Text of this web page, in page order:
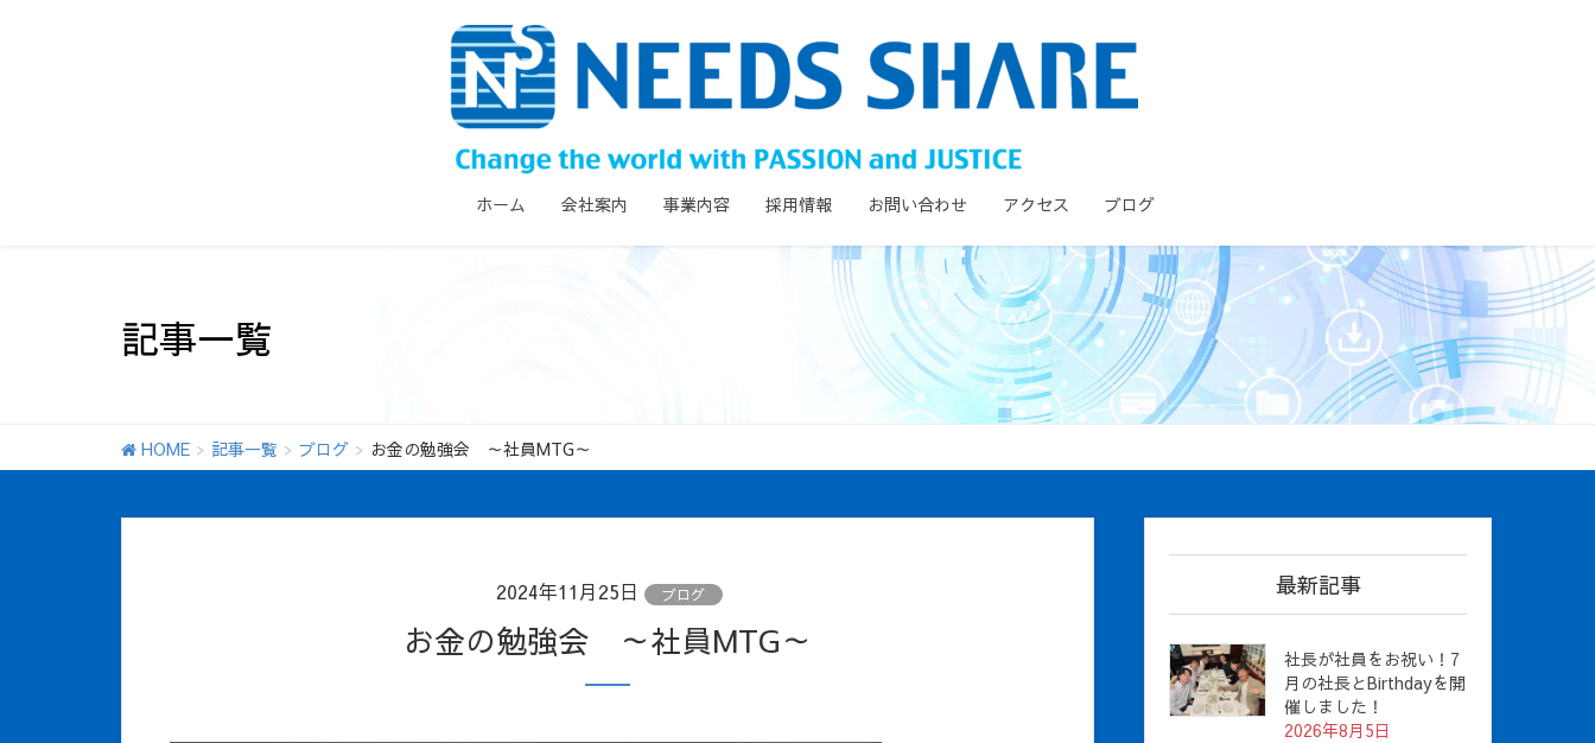
ホーム 会社案内 事業内容 採用情報 お問い合わせ アクセス ブログ
記事一覧
HOME 記事一覧 ブログ お金の勉強会 ～社員MTG～
2024年11月25日 ブログ
お金の勉強会 ～社員MTG～
最新記事
社長が社員をお祝い！7
月の社長とBirthdayを開
催しました！
2026年8月5日